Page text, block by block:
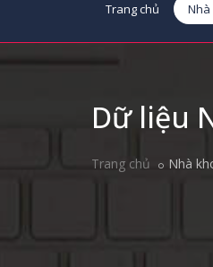
Trang chủ
Dữ liệu
Trang chủ Nhà